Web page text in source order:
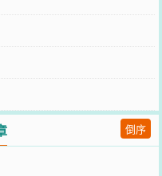
相逢，季眠气急败坏：“看我
至极的替身，沉默地将一块
舍！”替身眉眼低垂，“……不
……（1V1，攻受只有彼此。
界的配角剧情有争议，结局
朋友？》，求收藏~大三这
被摩托车撞失忆了。睁眼醒
睛。对方眉清目朗，陆琛却
的拳头，好声好气：“你
道：“你男朋友。”*谢清收到
一通电话，说是他好友被车
倒序